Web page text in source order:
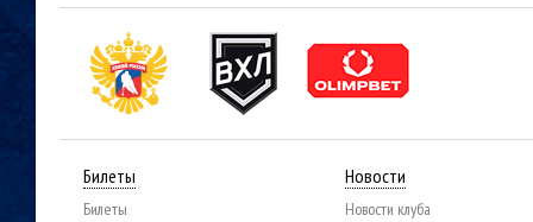
Билеты
Билеты
Новости
Новости клуба